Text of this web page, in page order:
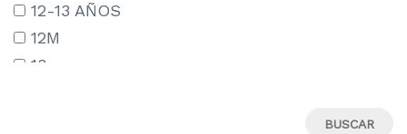
12-13 AÑOS
12M
13